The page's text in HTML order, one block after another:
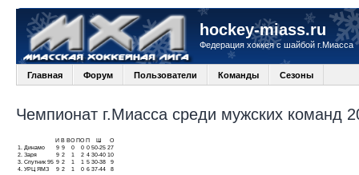
hockey-miass.ru
Федерация хоккея с шайбой г.Миасса
Главная Форум Пользователи Команды Сезоны
Чемпионат г.Миасса среди мужских команд
И В ВО ПО П
О
1.
Динамо 9 9 0 0 0 50-25 27
2. Заря 9 2 1 2 4 30-40 10
3. Спутник 95 9 2 1 1 5 30-38
9
4. УРЦ ЯМЗ 9 2 1 0 6 37-44 8